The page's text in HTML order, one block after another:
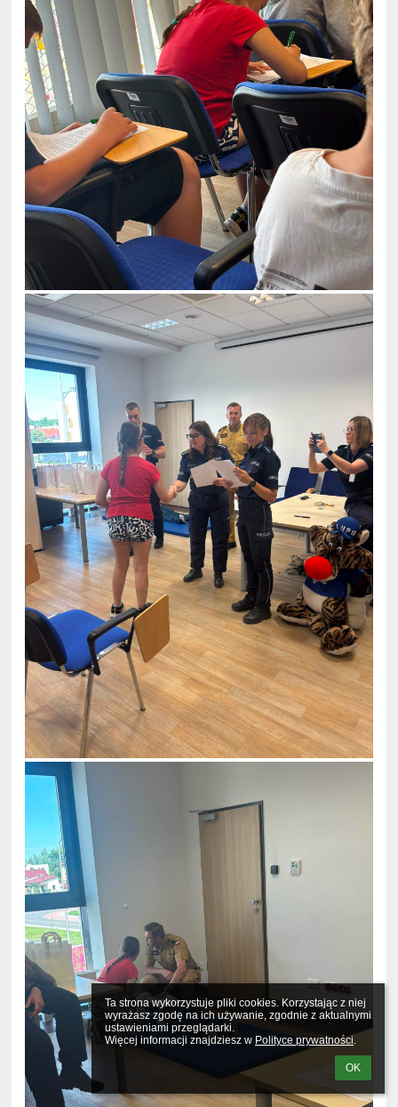
Ta strona wykorzystuje pliki cookies. Korzystając z niej
wyrażasz zgodę na ich używanie, zgodnie z aktualnymi
ustawieniami przeglądarki.
Więcej informacji znajdziesz w Polityce prywatności.
OK